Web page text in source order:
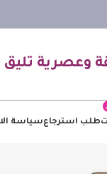
وعصرية
طلب استرجاعسياسة